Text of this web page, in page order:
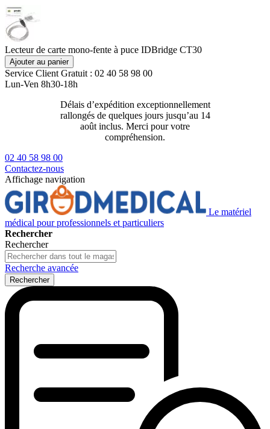
Lecteur de carte mono-fente à puce IDBridge CT30
Ajouter au panier
Service Client Gratuit : 02 40 58 98 00
Lun-Ven 8h30-18h
Délais d’expédition exceptionnellement
rallongés de quelques jours jusqu’au 14
août inclus. Merci pour votre
compréhension.
02 40 58 98 00
Contactez-nous
Affichage navigation
Le matériel
médical pour professionnels et particuliers
Rechercher
Rechercher
Recherche avancée
Rechercher